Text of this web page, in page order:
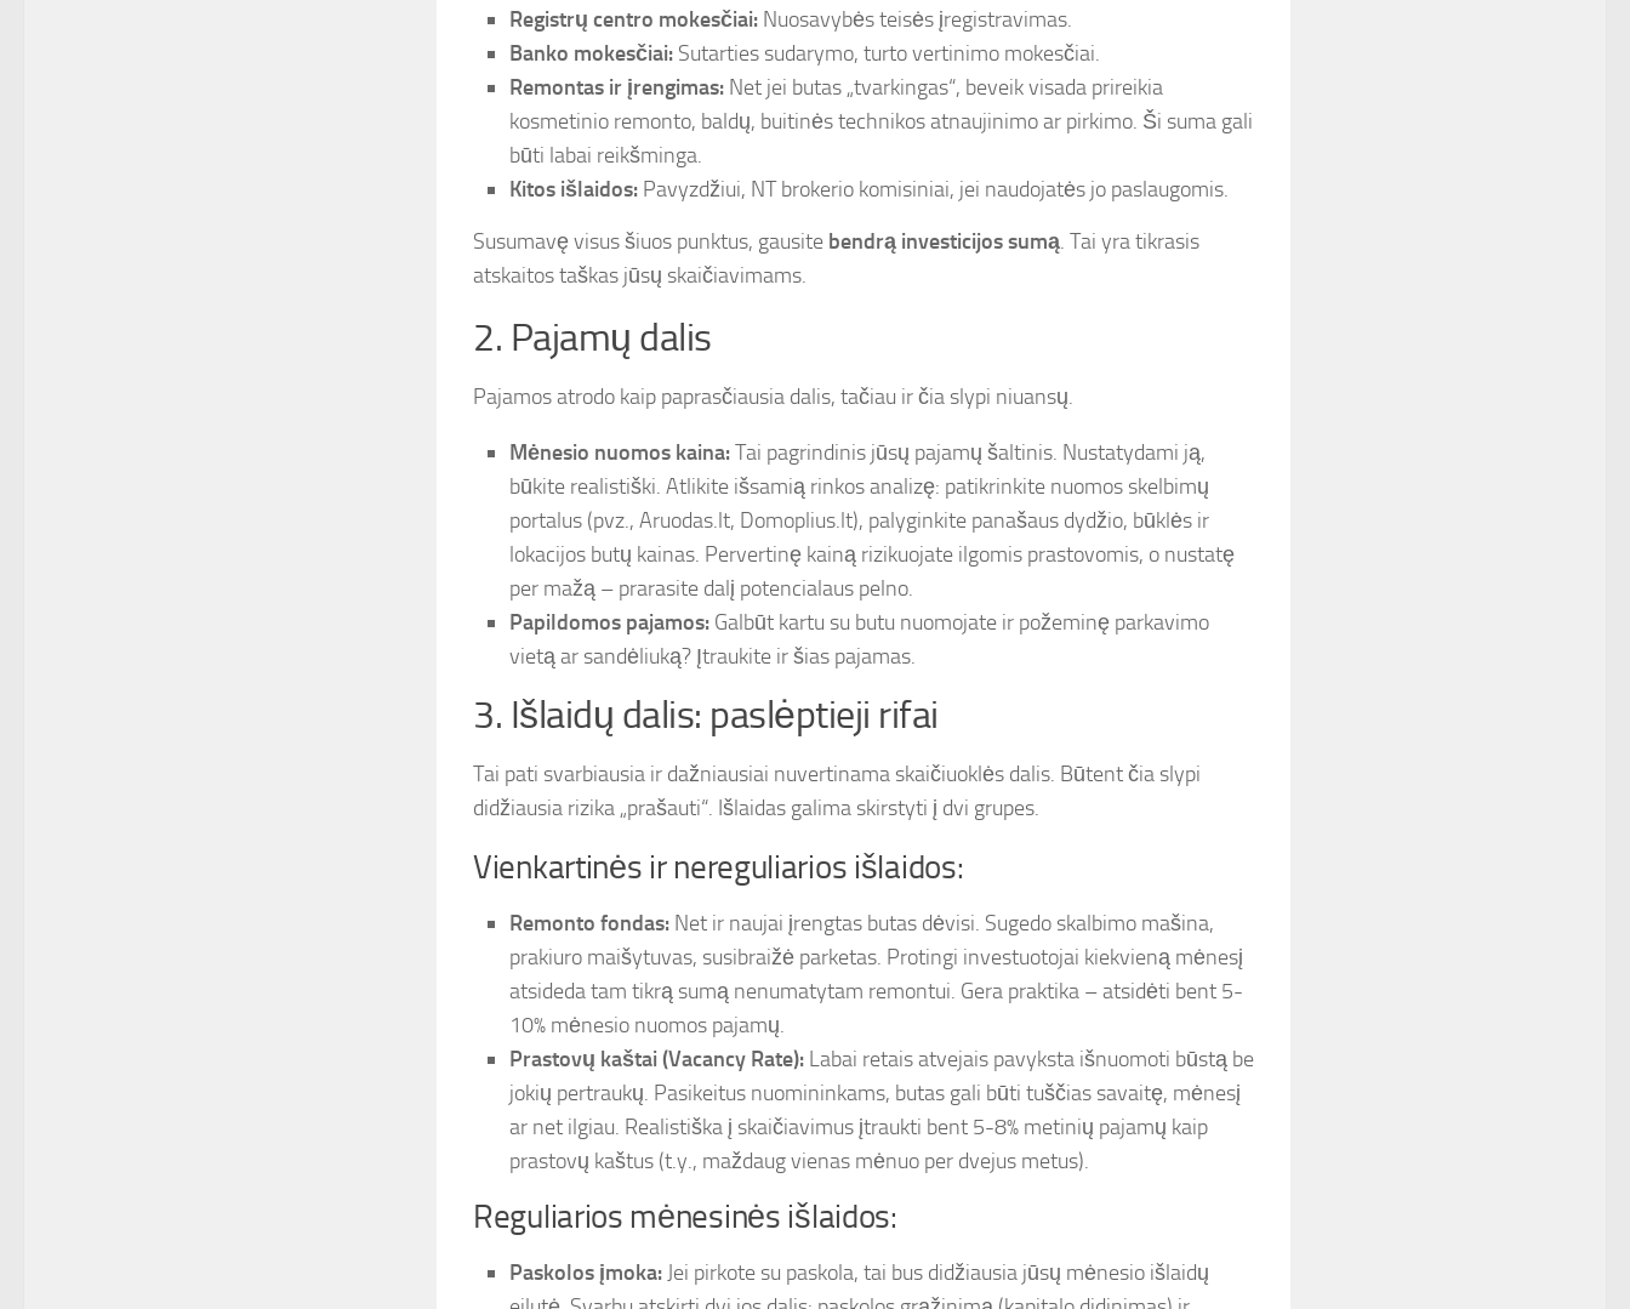
Registrų centro mokesčiai: Nuosavybės teisės įregistravimas.
Banko mokesčiai: Sutarties sudarymo, turto vertinimo mokesčiai.
Remontas ir įrengimas: Net jei butas „tvarkingas“, beveik visada prireikia
kosmetinio remonto, baldų, buitinės technikos atnaujinimo ar pirkimo. Ši suma gali
būti labai reikšminga.
Kitos išlaidos: Pavyzdžiui, NT brokerio komisiniai, jei naudojatės jo paslaugomis.
Susumavę visus šiuos punktus, gausite bendrą investicijos sumą. Tai yra tikrasis
atskaitos taškas jūsų skaičiavimams.
2. Pajamų dalis
Pajamos atrodo kaip paprasčiausia dalis, tačiau ir čia slypi niuansų.
Mėnesio nuomos kaina:Tai pagrindinis jūsų pajamų šaltinis. Nustatydami ją,
būkite realistiški. Atlikite išsamią rinkos analizę: patikrinkite nuomos skelbimų
portalus (pvz., Aruodas.lt, Domoplius.lt), palyginkite panašaus dydžio, būklės ir
lokacijos butų kainas. Pervertinę kainą rizikuojate ilgomis prastovomis, o nustatę
per mažą – prarasite dalį potencialaus pelno.
Papildomos pajamos: Galbūt kartu su butu nuomojate ir požeminę parkavimo
vietą ar sandėliuką? Įtraukite ir šias pajamas.
3. Išlaidų dalis: paslėptieji rifai
Tai pati svarbiausia ir dažniausiai nuvertinama skaičiuoklės dalis. Būtent čia slypi
didžiausia rizika „prašauti“. Išlaidas galima skirstyti į dvi grupes.
Vienkartinės ir nereguliarios išlaidos:
Remonto fondas: Net ir naujai įrengtas butas dėvisi. Sugedo skalbimo mašina,
prakiuro maišytuvas, susibraižė parketas. Protingi investuotojai kiekvieną mėnesį
atsideda tam tikrą sumą nenumatytam remontui. Gera praktika – atsidėti bent 5-
10% mėnesio nuomos pajamų.
Prastovų kaštai (Vacancy Rate): Labai retais atvejais pavyksta išnuomoti būstą be
jokių pertraukų. Pasikeitus nuomininkams, butas gali būti tuščias savaitę, mėnesį
ar net ilgiau. Realistiška į skaičiavimus įtraukti bent 5-8% metinių pajamų kaip
prastovų kaštus (t.y., maždaug vienas mėnuo per dvejus metus).
Reguliarios mėnesinės išlaidos:
Paskolos įmoka: Jei pirkote su paskola, tai bus didžiausia jūsų mėnesio išlaidų